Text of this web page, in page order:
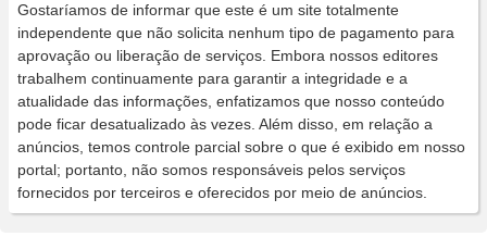
Gostaríamos de informar que este é um site totalmente
independente que não solicita nenhum tipo de pagamento para
aprovação ou liberação de serviços. Embora nossos editores
trabalhem continuamente para garantir a integridade e a
atualidade das informações, enfatizamos que nosso conteúdo
pode ficar desatualizado às vezes. Além disso, em relação a
anúncios, temos controle parcial sobre o que é exibido em nosso
portal; portanto, não somos responsáveis pelos serviços
fornecidos por terceiros e oferecidos por meio de anúncios.